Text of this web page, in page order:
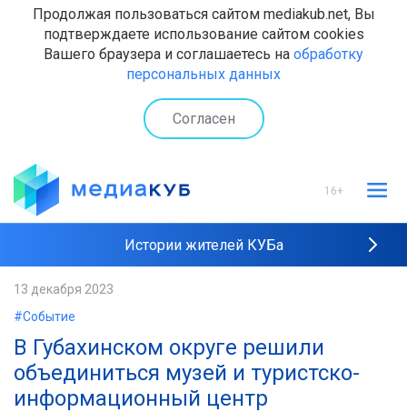
Продолжая пользоваться сайтом mediakub.net, Вы
подтверждаете использование сайтом cookies
Вашего браузера и соглашаетесь на обработку
персональных данных
Согласен
16+
Истории жителей КУБа
13 декабря 2023
#Событие
В Губахинском округе решили
объединиться музей и туристско-
информационный центр